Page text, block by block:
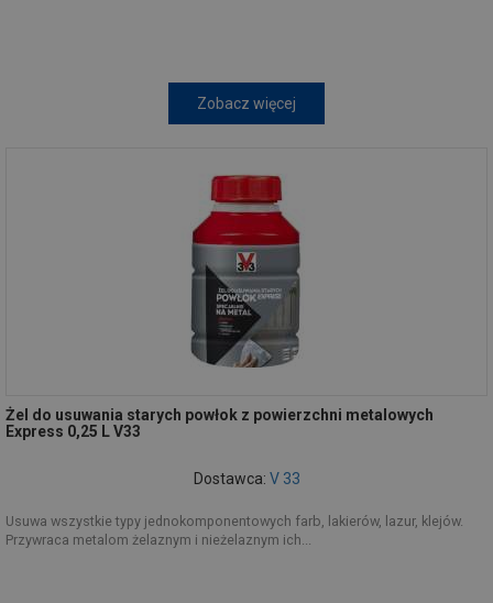
Zobacz więcej
Żel do usuwania starych powłok z powierzchni metalowych
Express 0,25 L V33
Dostawca: V 33
Usuwa wszystkie typy jednokomponentowych farb, lakierów, lazur, klejów.
Przywraca metalom żelaznym i nieżelaznym ich...